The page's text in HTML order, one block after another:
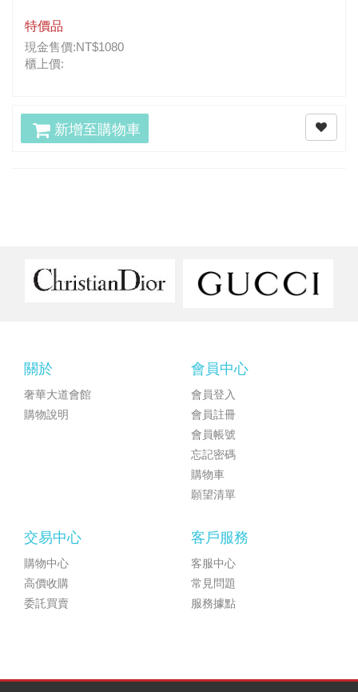
特價品
現金售價:NT$1080
櫃上價:
新增至購物車
關於
奢華大道會館
購物說明
會員中心
會員登入
會員註冊
會員帳號
忘記密碼
購物車
願望清單
交易中心
購物中心
高價收購
委託買賣
客戶服務
客服中心
常見問題
服務據點